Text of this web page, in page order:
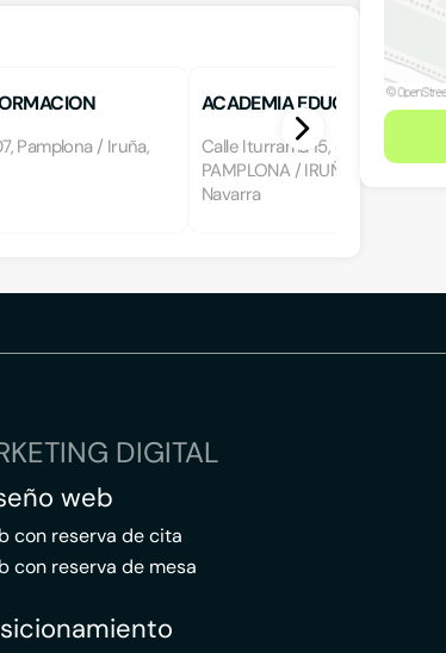
Pamplona / Iruña,
ACADEMIA EDUCATIVA
Calle Iturrama 15, entreplanta 1,
PAMPLONA / IRUÑA,
Navarra
DIGITAL
web
con reserva de cita
con reserva de mesa